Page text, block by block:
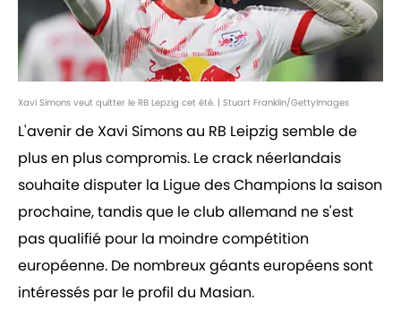
Xavi Simons veut quitter le RB Lepzig cet été. | Stuart Franklin/GettyImages
L'avenir de Xavi Simons au RB Leipzig semble de
plus en plus compromis. Le crack néerlandais
souhaite disputer la Ligue des Champions la saison
prochaine, tandis que le club allemand ne s'est
pas qualifié pour la moindre compétition
européenne. De nombreux géants européens sont
intéressés par le profil du Masian.